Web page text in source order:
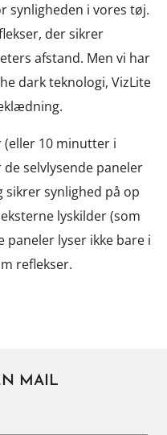
synligheden i vores tøj.
der sikrer
afstand. Men vi har
dark teknologi, VizLite
10 minutter i
selvlysende paneler
sikrer synlighed på op
lyskilder (som
paneler lyser ikke bare i
reflekser.
MAIL